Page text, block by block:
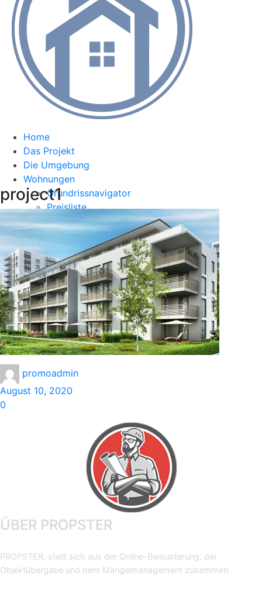
Home
Das Projekt
Die Umgebung
Wohnungen
Grundrissnavigator
Preisliste
Kontakt
project1
promoadmin
August 10, 2020
0
ÜBER PROPSTER
PROPSTER, stellt sich aus der Online-Bemusterung, der
Objektübergabe und dem Mängelmanagement zusammen.